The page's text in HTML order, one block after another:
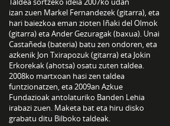
izan zuen Markel Fernandezek (gitarra), eta
hari baiezkoa eman zioten Iñaki del Olmok
(gitarra) eta Ander Gezuragak (baxua). Unai
Castañeda (bateria) batu zen ondoren, eta
azkenik Jon Txirapozuk (gitarra) eta Jokin
Erkorekak (ahotsa) osatu zuten taldea.
2008ko martxoan hasi zen taldea
funtzionatzen,eta 2009an Azkue
Fundazioak antolaturiko Banden Lehia
irabazi zuen. Maketa bat eta hiru disko
grabatu ditu Bilboko taldeak.